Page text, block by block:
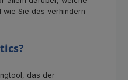
Sie das verhindern
das der